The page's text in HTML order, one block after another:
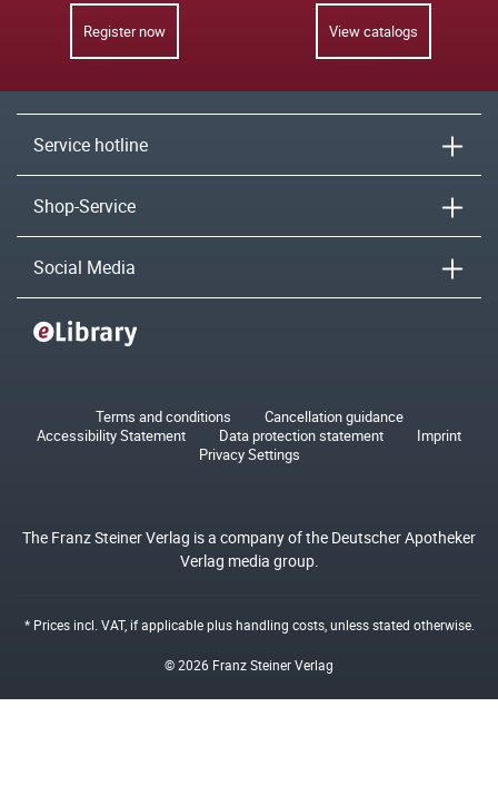
Register now View catalogs
Service hotline
Shop-Service
Social Media
Terms and conditions
Cancellation guidance
Accessibility Statement
Data protection statement
Imprint
Privacy Settings
The Franz Steiner Verlag is a company of the Deutscher Apotheker
Verlag media group.
* Prices incl. VAT, if applicable plushandling costs, unless stated otherwise.
© 2026 Franz Steiner Verlag